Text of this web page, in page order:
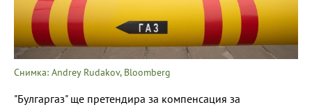
Снимка: Andrey Rudakov, Bloomberg
"Булгаргаз" ще претендира за компенсация за